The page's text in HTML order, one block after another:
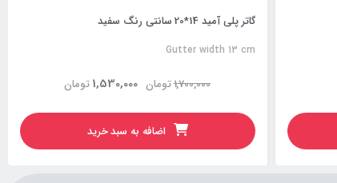
گاتر پلی آمید 14*20 سانتی رنگ سفید
Gutter width 13 cm
تومان1,700,000 تومان1,530,000
اضافه به سبد خرید